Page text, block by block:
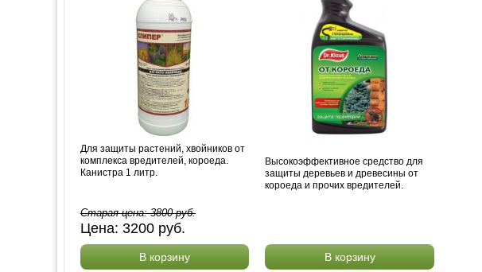
Для защиты растений, хвойников от
комплекса вредителей, короеда.
Канистра 1 литр.
Старая цена:3800руб.
Цена: 3200 руб.
В корзину
Высокоэффективное средство для
защиты деревьев и древесины от
короеда и прочих вредителей.
В корзину